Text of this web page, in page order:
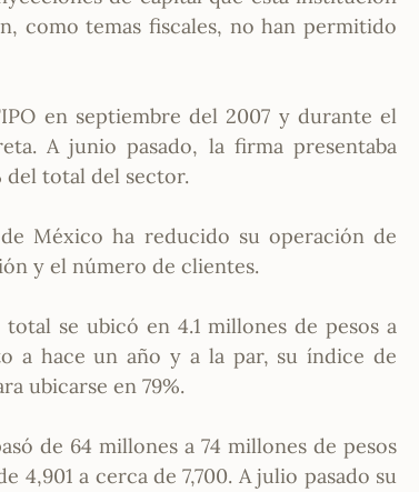
como temas fiscales, no han permitido
en septiembre del 2007 y durante el
A junio pasado, la firma presentaba
del total del sector.
México ha reducido su operación de
y el número de clientes.
se ubicó en 4.1 millones de pesos a
a hace un año y a la par, su índice de
ubicarse en 79%.
de 64 millones a 74 millones de pesos
a cerca de 7,700. A julio pasado su